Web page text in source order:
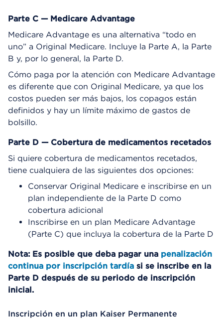
Parte C — Medicare Advantage
Medicare Advantage es una alternativa “todo en
uno” a Original Medicare. Incluye la Parte A, la Parte
B y, por lo general, la Parte D.
Cómo paga por la atención con Medicare Advantage
es diferente que con Original Medicare, ya que los
costos pueden ser más bajos, los copagos están
definidos y hay un límite máximo de gastos de
bolsillo.
Parte D — Cobertura de medicamentos recetados
Si quiere cobertura de medicamentos recetados,
tiene cualquiera de las siguientes dos opciones:
Conservar Original Medicare e inscribirse en un
plan independiente de la Parte D como
cobertura adicional
Inscribirse en un plan Medicare Advantage
(Parte C) que incluya la cobertura de la Parte D
Nota: Es posible que deba pagar una penalización
continua por inscripción tardía si se inscribe en la
Parte D después de su periodo de inscripción
inicial.
Inscripción en un plan Kaiser Permanente